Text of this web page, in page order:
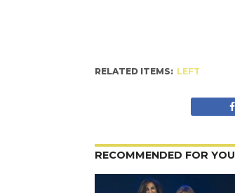
RELATED ITEMS: LEFT
RECOMMENDED FOR YOU